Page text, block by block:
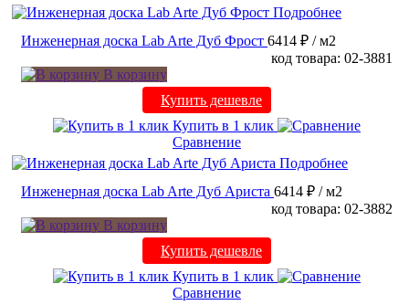
Подробнее
Инженерная доска Lab Arte Дуб Фрост 6414 ₽ / м2
код товара: 02-3881
В корзину
Купить дешевле
Купить в 1 клик
Сравнение
Подробнее
Инженерная доска Lab Arte Дуб Ариста 6414 ₽ / м2
код товара: 02-3882
В корзину
Купить дешевле
Купить в 1 клик
Сравнение